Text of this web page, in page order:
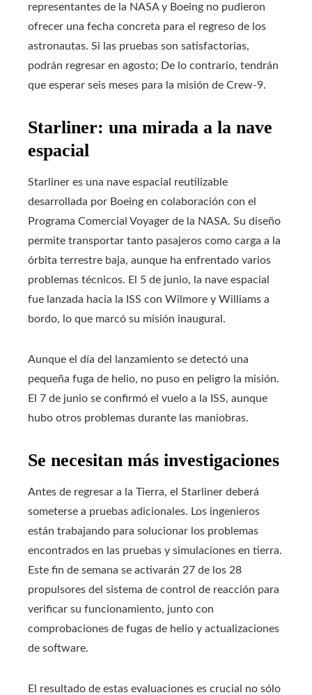
representantes de la NASA y Boeing no pudieron
ofrecer una fecha concreta para el regreso de los
astronautas. Si las pruebas son satisfactorias,
podrán regresar en agosto; De lo contrario, tendrán
que esperar seis meses para la misión de Crew-9.
Starliner: una mirada a la nave
espacial
Starliner es una nave espacial reutilizable
desarrollada por Boeing en colaboración con el
Programa Comercial Voyager de la NASA. Su diseño
permite transportar tanto pasajeros como carga a la
órbita terrestre baja, aunque ha enfrentado varios
problemas técnicos. El 5 de junio, la nave espacial
fue lanzada hacia la ISS con Wilmore y Williams a
bordo, lo que marcó su misión inaugural.
Aunque el día del lanzamiento se detectó una
pequeña fuga de helio, no puso en peligro la misión.
El 7 de junio se confirmó el vuelo a la ISS, aunque
hubo otros problemas durante las maniobras.
Se necesitan más investigaciones
Antes de regresar a la Tierra, el Starliner deberá
someterse a pruebas adicionales. Los ingenieros
están trabajando para solucionar los problemas
encontrados en las pruebas y simulaciones en tierra.
Este fin de semana se activarán 27 de los 28
propulsores del sistema de control de reacción para
verificar su funcionamiento, junto con
comprobaciones de fugas de helio y actualizaciones
de software.
El resultado de estas evaluaciones es crucial no sólo